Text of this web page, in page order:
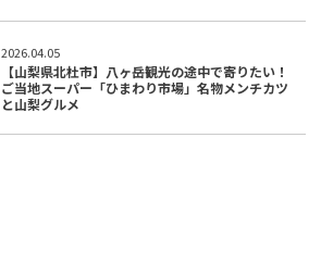
2026.04.05
【山梨県北杜市】八ヶ岳観光の途中で寄りたい！
ご当地スーパー「ひまわり市場」名物メンチカツ
と山梨グルメ